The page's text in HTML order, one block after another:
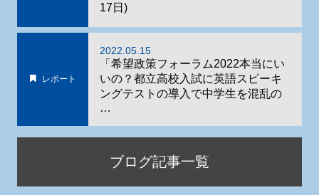
17日)
レポート
2022.05.15
「希望政策フォーラム2022本当にい
いの？都立高校入試に英語スピーキ
ングテストの導入で中学生を混乱の
…
ブログ記事一覧